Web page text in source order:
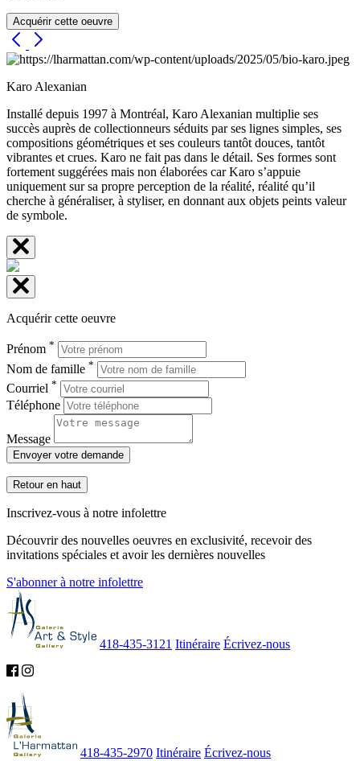
Acquérir cette oeuvre
Karo Alexanian
Installé depuis 1997 à Montréal, Karo Alexanian multiplie ses
succès auprès de collectionneurs séduits par ses lignes simples, ses
compositions géométriques et ses couleurs tantôt douces, tantôt
vibrantes et crues. Karo ne fait pas dans le détail. Ses formes sont
fortement suggérées mais non élaborées car Karo s’appuie
uniquement sur sa propre perception de la réalité, réalité qu’il
cherche à généraliser, à styliser, en donnant aux objets peints valeur
de symbole.
Acquérir cette oeuvre
Prénom *
Nom de famille *
Courriel *
Téléphone
Message
Envoyer votre demande
Retour en haut
Inscrivez-vous à notre infolettre
Découvrir des nouvelles oeuvres en exclusivité, recevoir des
invitations spéciales et avoir les dernières nouvelles
S'abonner à notre infolettre
418-435-3121 Itinéraire Écrivez-nous
418-435-2970 Itinéraire Écrivez-nous